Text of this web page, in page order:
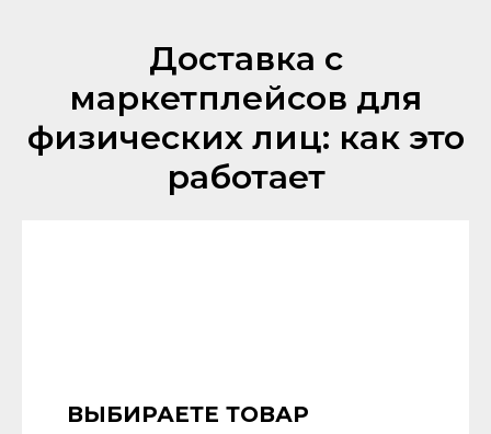
Доставка с
маркетплейсов для
физических лиц: как это
работает
ВЫБИРАЕТЕ ТОВАР